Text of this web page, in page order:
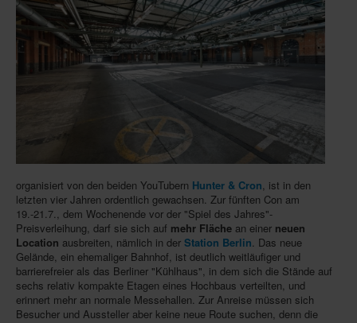
Shop
Download spielbox Special 2025
Newsletter
Neuheiten-New Games
Köpfe-Heads
Preise-Awards
Branchen-/Wirtschaftsnews
Interviews
Crowdfunding
Veranstaltungen-Events
organisiert von den beiden YouTubern Hunter & Cron , ist in den
letzten vier Jahren ordentlich gewachsen. Zur fünften Con am
19.-21.7., dem Wochenende vor der "Spiel des Jahres"-
Preisverleihung, darf sie sich auf mehr Fläche an einer neuen
Location ausbreiten, nämlich in der Station Berlin . Das neue
Gelände, ein ehemaliger Bahnhof, ist deutlich weitläufiger und
barrierefreier als das Berliner "Kühlhaus", in dem sich die Stände auf
sechs relativ kompakte Etagen eines Hochbaus verteilten, und
erinnert mehr an normale Messehallen. Zur Anreise müssen sich
Besucher und Aussteller aber keine neue Route suchen, denn die